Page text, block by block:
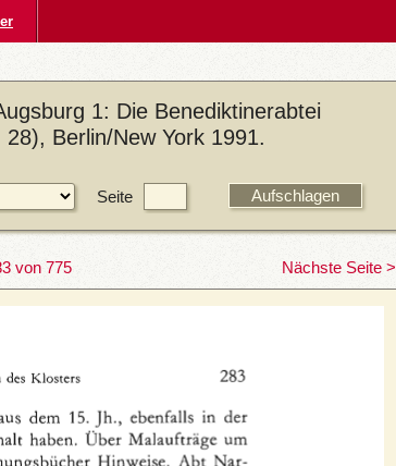
1: Die Benediktinerabtei
Berlin/New York 1991.
Seite
von 775 Nächste Seite >